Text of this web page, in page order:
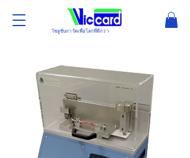
โซลูชั่นการ์ดเพื่อโลกที่ดีกว่า